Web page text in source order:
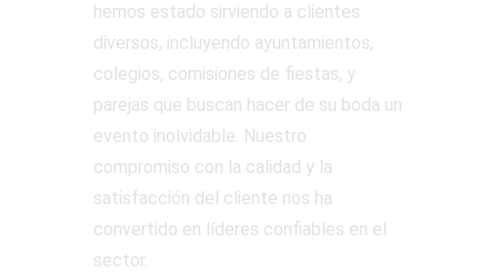
hemos estado sirviendo a clientes
diversos, incluyendo ayuntamientos,
colegios, comisiones de fiestas, y
parejas que buscan hacer de su boda un
evento inolvidable. Nuestro
compromiso con la calidad y la
satisfacción del cliente nos ha
convertido en líderes confiables en el
sector.